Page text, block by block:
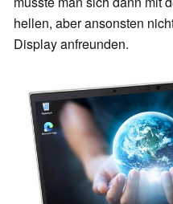
hellen, aber ansonsten
Display anfreunden.